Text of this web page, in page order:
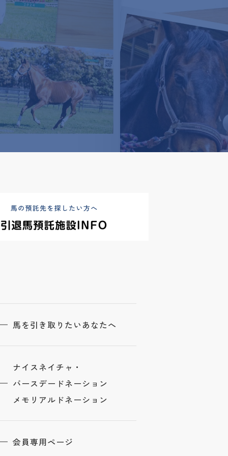
馬を引き取りたいあなたへ
ナイスネイチャ・
バースデードネーション
メモリアルドネーション
会員専用ページ